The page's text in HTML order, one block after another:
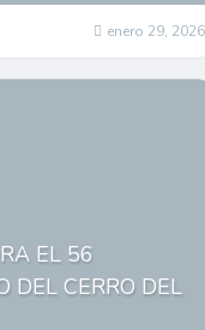
enero 29, 2026
EL 56
DEL CERRO DEL